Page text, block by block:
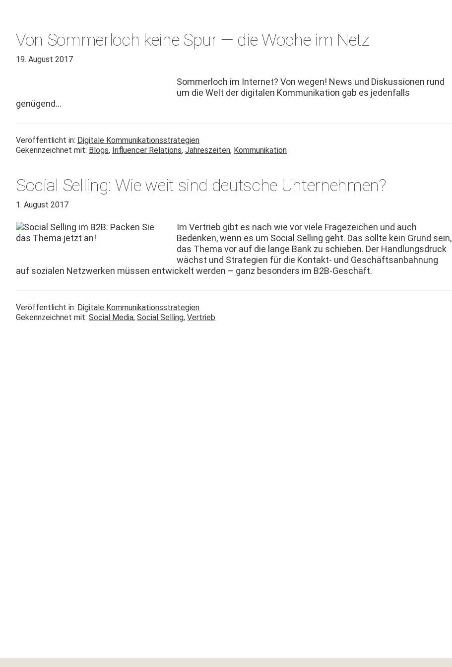
Von Sommerloch keine Spur — die Woche im Netz
19. August 2017
Som­mer­loch im Inter­net? Von wegen! News und Diskus­sio­nen rund
um die Welt der dig­i­tal­en Kom­mu­nika­tion gab es jeden­falls
genügend…
Veröffentlicht in: Digitale Kommunikationsstrategien
Gekennzeichnet mit: Blogs, Influencer Relations, Jahreszeiten, Kommunikation
Social Selling: Wie weit sind deutsche Unternehmen?
1. August 2017
Im Ver­trieb gibt es nach wie vor viele Frageze­ichen und auch
Bedenken, wenn es um Social Sell­ing geht. Das sollte kein Grund sein,
das The­ma vor auf die lange Bank zu schieben. Der Hand­lungs­druck
wächst und Strate­gien für die Kon­takt- und Geschäft­san­bah­nung
auf sozialen Net­zw­erken müssen entwick­elt wer­den – ganz beson­ders im B2B-Geschäft.
Veröffentlicht in: Digitale Kommunikationsstrategien
Gekennzeichnet mit: Social Media, Social Selling, Vertrieb